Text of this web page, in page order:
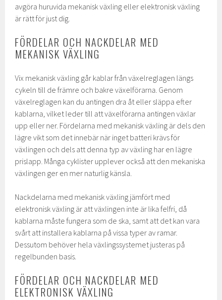
avgöra huruvida mekanisk växling eller elektronisk växling
är rätt för just dig.
FÖRDELAR OCH NACKDELAR MED
MEKANISK VÄXLING
Vix mekanisk växling går kablar från växelreglagen längs
cykeln till de främre och bakre växelförarna. Genom
växelreglagen kan du antingen dra åt eller släppa efter
kablarna, vilket leder till att växelförarna antingen växlar
upp eller ner. Fördelarna med mekanisk växling är dels den
lägre vikt som det innebär när inget batteri krävs för
växlingen och dels att denna typ av växling har en lägre
prislapp. Många cyklister upplever också att den mekaniska
växlingen ger en mer naturlig känsla.
Nackdelarna med mekanisk växling jämfört med
elektronisk växling är att växlingen inte är lika felfri, då
kablarna måste fungera som de ska, samt att det kan vara
svårt att installera kablarna på vissa typer av ramar.
Dessutom behöver hela växlingssystemet justeras på
regelbunden basis.
FÖRDELAR OCH NACKDELAR MED
ELEKTRONISK VÄXLING